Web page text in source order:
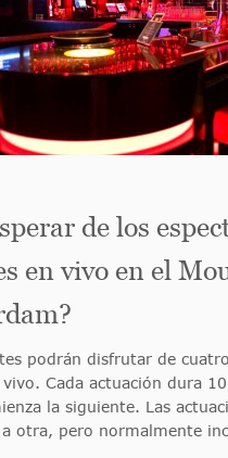
de los
en vivo en el
podrán disfrutar de
Cada actuación dura
la siguiente. Las
a otra, pero normalmente